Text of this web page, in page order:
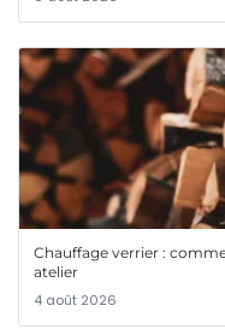
Chauffage verrier :
atelier
4 août 2026